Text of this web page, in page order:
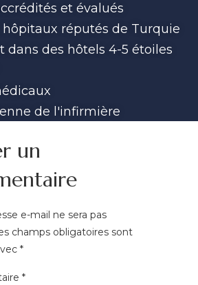
et évalués
hôpitaux réputés de Turquie
dans des hôtels 4-5 étoiles
de l'infirmière
un
e-mail ne sera pas
champs obligatoires sont
*
*